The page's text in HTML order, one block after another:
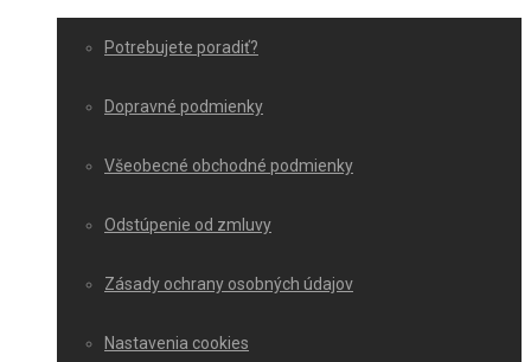
Potrebujete poradiť?
Dopravné podmienky
Všeobecné obchodné podmienky
Odstúpenie od zmluvy
Zásady ochrany osobných údajov
Nastavenia cookies